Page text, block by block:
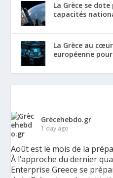
La Grèce se
capacités
La Grèce au
européenne
Grècehebdo.gr
1 day ago
Août est le mois de la
À l’approche du dernier
Enterprise Greece se